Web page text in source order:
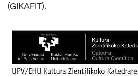
(GIKAFIT).